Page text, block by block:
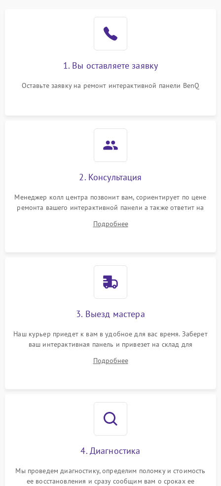
1. Вы оставляете заявку
Оставьте заявку на ремонт интерактивной панели BenQ
2. Консультация
Менеджер колл центра позвонит вам, сориентирует по цене
ремонта вашего интерактивной панели а также ответит на
Подробнее
3. Выезд мастера
Наш курьер приедет к вам в удобное для вас время. Заберет
ваш интерактивная панель и привезет на склад для
Подробнее
4. Диагностика
Мы проведем диагностику, определим поломку и стоимость
ее восстановления и сразу сообщим вам о сроках ее